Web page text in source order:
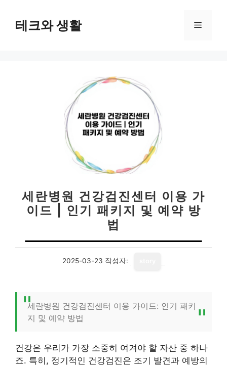
테크와 생활 메
세란병원 건강검진센터 이용 가
이드 | 인기 패키지 및 예약 방
법
2025-03-23 작성자:
세란병원 건강검진센터 이용 가이드: 인기 패키
지 및 예약 방법
건강은 우리가 가장 소중히 여겨야 할 자산 중 하나
죠. 특히, 정기적인 건강검진은 조기 발견과 예방의